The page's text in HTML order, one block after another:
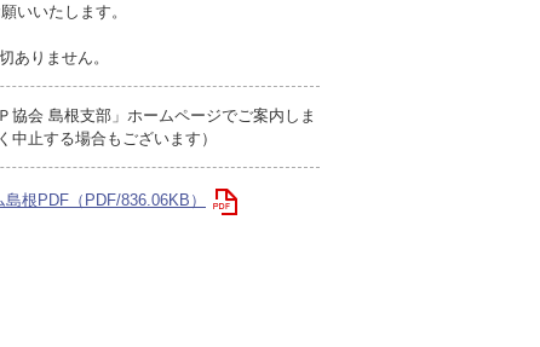
いいたします。
ありません。
会 島根支部」ホームページでご案内しま
止する場合もございます）
根PDF（PDF/836.06KB）